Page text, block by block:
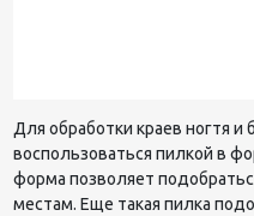
Для обработки краев ногтя
воспользоваться пилкой в
форма позволяет
местам. Еще такая пилка